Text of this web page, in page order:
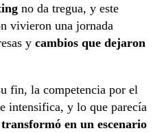
no da tregua, y este
vivieron una jornada
y cambios que dejaron
fin, la competencia por el
intensifica, y lo que parecía
transformó en un escenario